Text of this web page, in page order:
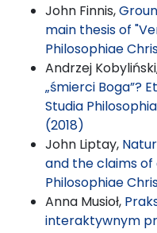
John Finnis,
main thesis of
Philosophiae
Andrzej
„śmierci Boga”?
Studia
(2018)
John Liptay,
and the claims
Philosophiae
Anna Musioł,
interaktywnym